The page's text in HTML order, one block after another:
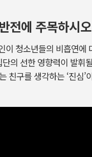
전에 주목하시오
이 청소년들의 비흡연
의 선한 영향력이 발휘
친구를 생각하는 ‘진심